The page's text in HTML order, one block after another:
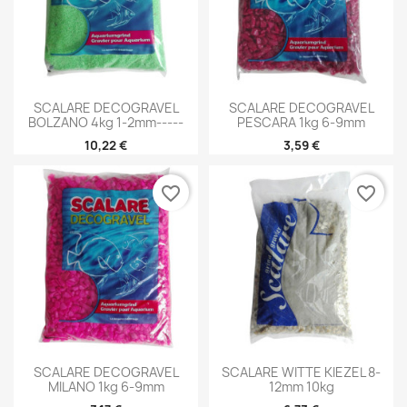
SCALARE DECOGRAVEL
BOLZANO 4kg 1-2mm-----
10,22 €
SCALARE DECOGRAVEL
PESCARA 1kg 6-9mm
3,59 €
SCALARE DECOGRAVEL
MILANO 1kg 6-9mm
favorite_border
SCALARE WITTE KIEZEL 8-
12mm 10kg
favorite_border